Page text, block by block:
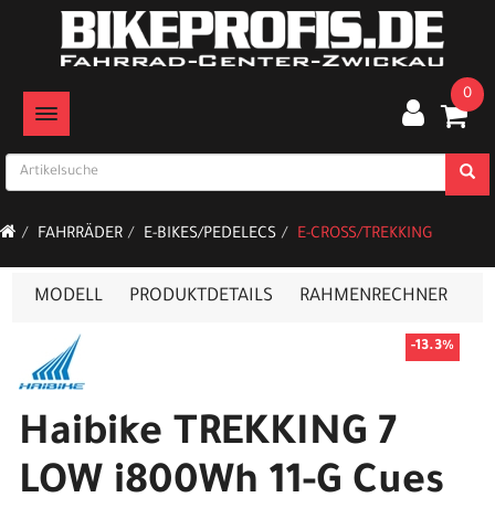
TOGGLE NAVIGATION
0
FAHRRÄDER E-BIKES/PEDELECS E-CROSS/TREKKING
MODELL PRODUKTDETAILS RAHMENRECHNER
-13.3%
Haibike TREKKING 7
LOW i800Wh 11-G Cues